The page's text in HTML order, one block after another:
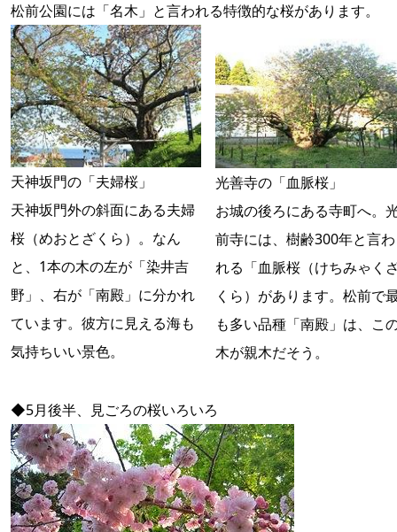
松前公園には「名木」と言われる特徴的な桜があります。
天神坂門の「夫婦桜」
天神坂門外の斜面にある夫婦
桜（めおとざくら）。なん
と、1本の木の左が「染井吉
野」、右が「南殿」に分かれ
ています。彼方に見える海も
気持ちいい景色。
光善寺の「血脈桜」
お城の後ろにある寺町へ。
前寺には、樹齢300年と言わ
れる「血脈桜（けちみゃく
くら）があります。松前で
も多い品種「南殿」は、こ
木が親木だそう。
◆5月後半、見ごろの桜いろいろ